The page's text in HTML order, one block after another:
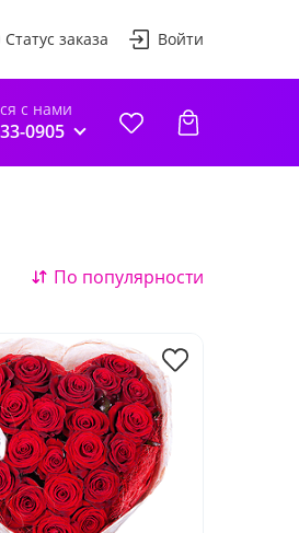
Статус заказа Войти
с нами
0905
По популярности